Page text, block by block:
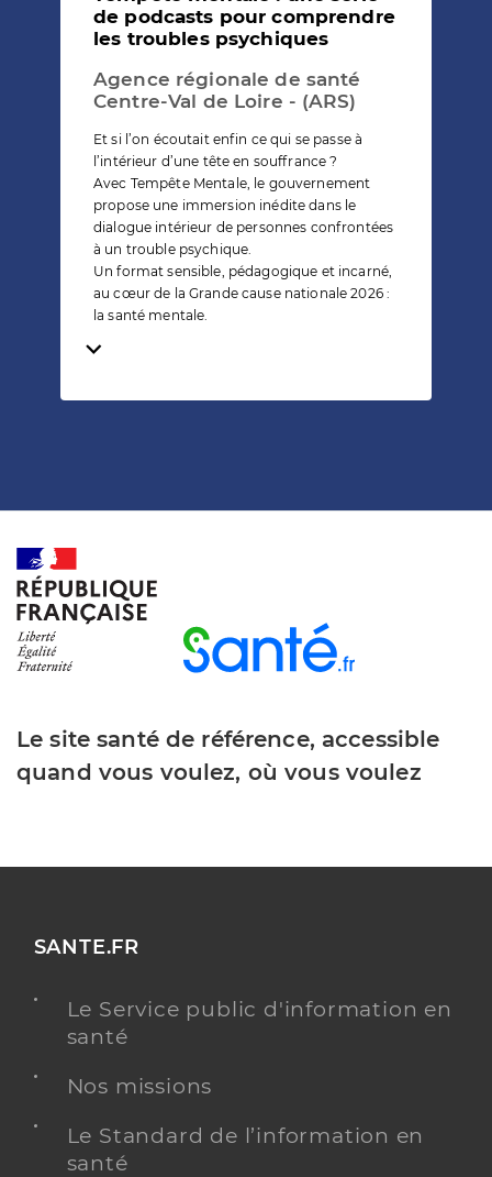
de podcasts pour comprendre
les troubles psychiques
Agence régionale de santé
Centre-Val de Loire - (ARS)
Et si l’on écoutait enfin ce qui se passe à
l’intérieur d’une tête en souffrance ?
Avec Tempête Mentale, le gouvernement
propose une immersion inédite dans le
dialogue intérieur de personnes confrontées
à un trouble psychique.
Un format sensible, pédagogique et incarné,
au cœur de la Grande cause nationale 2026 :
la santé mentale.
Temps de lecture
Le site santé de référence, accessible
quand vous voulez, où vous voulez
SANTE.FR
Le Service public d'information en
santé
Nos missions
Le Standard de l’information en
santé